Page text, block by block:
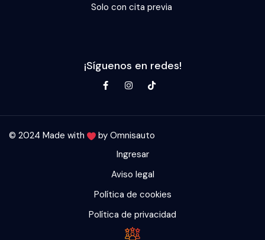
Solo con cita previa
¡Síguenos en redes!
© 2024 Made with by Omnisauto
Ingresar
Aviso legal
Política de cookies
Política de privacidad